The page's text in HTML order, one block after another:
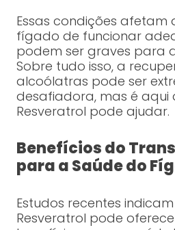
Essas condições
fígado de funcionar
podem ser graves para
Sobre tudo isso, a
alcoólatras pode ser
desafiadora, mas é aqui
Resveratrol pode ajudar.
Benefícios do
para a Saúde do
Estudos recentes
Resveratrol pode